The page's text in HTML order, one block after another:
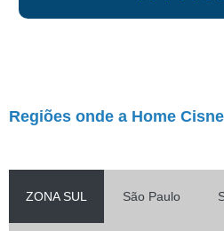
Regiões onde a Home
ZONA SUL São Paulo